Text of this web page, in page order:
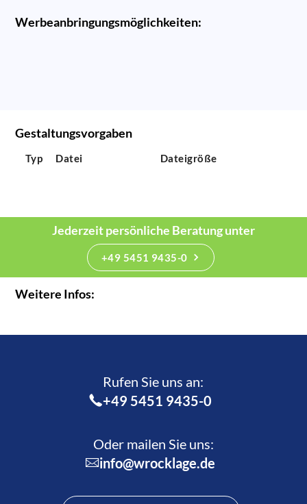
Werbeanbringungsmöglichkeiten:
Gestaltungsvorgaben
Typ Datei Dateigröße
Jederzeit persönliche Beratung unter
+49 5451 9435-0
Weitere Infos:
Rufen Sie uns an:­
+49 5451 9435-0
Oder mailen Sie uns:
info@wrocklage.de